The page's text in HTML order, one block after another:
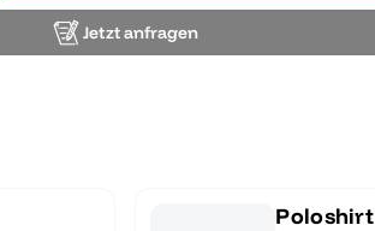
Jetzt anfragen
Poloshirt